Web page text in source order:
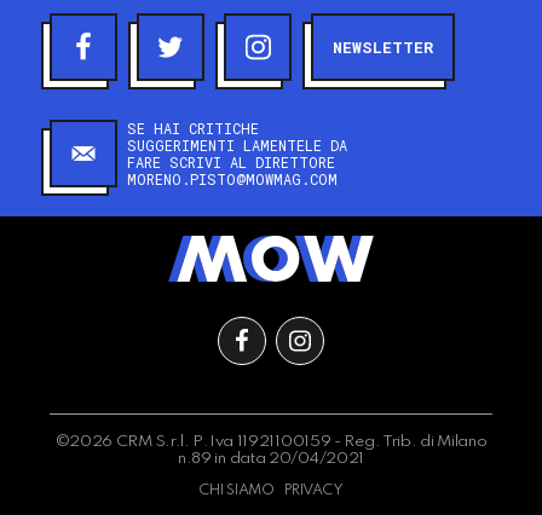
NEWSLETTER
SE HAI CRITICHE
SUGGERIMENTI LAMENTELE DA
FARE SCRIVI AL DIRETTORE
MORENO.PISTO@MOWMAG.COM
©2026 CRM S.r.l. P.Iva 11921100159 - Reg. Trib. di Milano
n.89 in data 20/04/2021
CHI SIAMO PRIVACY